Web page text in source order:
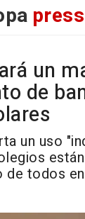
press
un
de
un uso
de todos